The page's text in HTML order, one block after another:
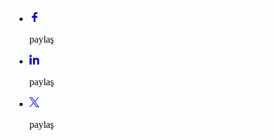
paylaş
paylaş
paylaş